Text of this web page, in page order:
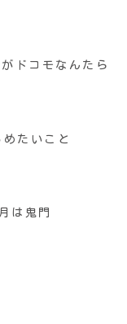
ドコモなんたら
たいこと
は鬼門